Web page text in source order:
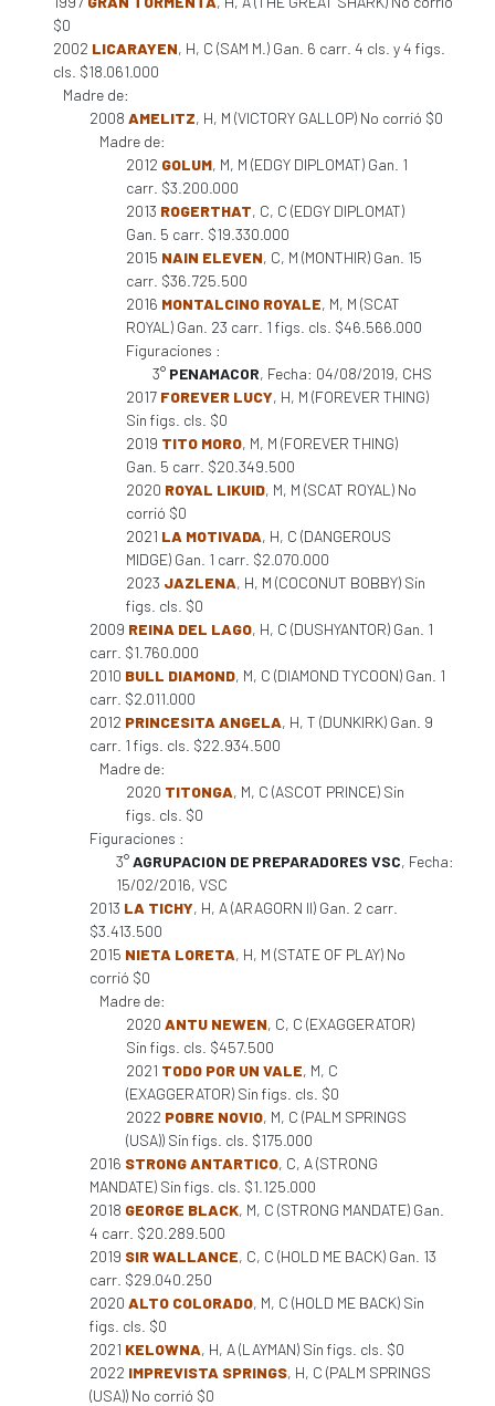
$0
2002 LICARAYEN, H, C (SAM M.) Gan. 6 carr. 4 cls. y 4 figs.
cls. $18.061.000
Madre de:
2008 AMELITZ, H, M (VICTORY GALLOP) No corrió $0
Madre de:
2012 GOLUM, M, M (EDGY DIPLOMAT) Gan. 1
carr. $3.200.000
2013 ROGERTHAT, C, C (EDGY DIPLOMAT)
Gan. 5 carr. $19.330.000
2015 NAIN ELEVEN, C, M (MONTHIR) Gan. 15
carr. $36.725.500
2016 MONTALCINO ROYALE, M, M (SCAT
ROYAL) Gan. 23 carr. 1 figs. cls. $46.566.000
Figuraciones :
3° PENAMACOR, Fecha: 04/08/2019, CHS
2017 FOREVER LUCY, H, M (FOREVER THING)
Sin figs. cls. $0
2019 TITO MORO, M, M (FOREVER THING)
Gan. 5 carr. $20.349.500
2020 ROYAL LIKUID, M, M (SCAT ROYAL) No
corrió $0
2021 LA MOTIVADA, H, C (DANGEROUS
MIDGE) Gan. 1 carr. $2.070.000
2023 JAZLENA, H, M (COCONUT BOBBY) Sin
figs. cls. $0
2009 REINA DEL LAGO, H, C (DUSHYANTOR) Gan. 1
carr. $1.760.000
2010 BULL DIAMOND, M, C (DIAMOND TYCOON) Gan. 1
carr. $2.011.000
2012 PRINCESITA ANGELA, H, T (DUNKIRK) Gan. 9
carr. 1 figs. cls. $22.934.500
Madre de:
2020 TITONGA, M, C (ASCOT PRINCE) Sin
figs. cls. $0
Figuraciones :
3°AGRUPACION DE PREPARADORES VSC, Fecha:
15/02/2016, VSC
2013 LA TICHY, H, A (ARAGORN II) Gan. 2 carr.
$3.413.500
2015 NIETA LORETA, H, M (STATE OF PLAY) No
corrió $0
Madre de:
2020 ANTU NEWEN, C, C (EXAGGERATOR)
Sin figs. cls. $457.500
2021 TODO POR UN VALE, M, C
(EXAGGERATOR) Sin figs. cls. $0
2022 POBRE NOVIO, M, C (PALM SPRINGS
(USA)) Sin figs. cls. $175.000
2016 STRONG ANTARTICO, C, A (STRONG
MANDATE) Sin figs. cls. $1.125.000
2018 GEORGE BLACK, M, C (STRONG MANDATE) Gan.
4 carr. $20.289.500
2019 SIR WALLANCE, C, C (HOLD ME BACK) Gan. 13
carr. $29.040.250
2020 ALTO COLORADO, M, C (HOLD ME BACK) Sin
figs. cls. $0
2021 KELOWNA, H, A (LAYMAN) Sin figs. cls. $0
2022 IMPREVISTA SPRINGS, H, C (PALM SPRINGS
(USA)) No corrió $0